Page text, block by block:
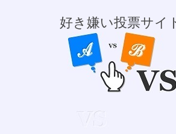
好き嫌い投票サイ